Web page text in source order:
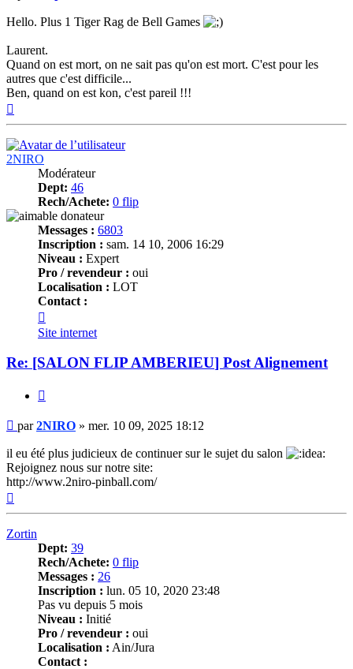
Hello. Plus 1 Tiger Rag de Bell Games
Laurent.
Quand on est mort, on ne sait pas qu'on est mort. C'est pour les
autres que c'est difficile...
Ben, quand on est kon, c'est pareil !!!
2NIRO
Modérateur
Dept: 46
Rech/Achete: 0 flip
Messages : 6803
Inscription : sam. 14 10, 2006 16:29
Niveau : Expert
Pro / revendeur : oui
Localisation : LOT
Contact :
2NIRO
Site internet
Re: [SALON FLIPAMBERIEU] Post Alignement
Message
par2NIRO » mer. 10 09, 2025 18:12
il eu été plus judicieux de continuer sur le sujet du salon
Rejoignez nous sur notre site:
http://www.2niro-pinball.com/
Zortin
Dept: 39
Rech/Achete: 0 flip
Messages : 26
Inscription : lun. 05 10, 2020 23:48
Pas vu depuis 5 mois
Niveau : Initié
Pro / revendeur : oui
Localisation : Ain/Jura
Contact :